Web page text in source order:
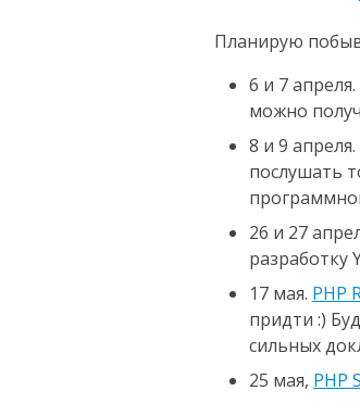
Планирую
6 и 7 апреля.
можно
8 и 9 апреля.
послушать
26 и 27
разработку
17 мая. PHP
придти :)
сильных
25 мая, PHP